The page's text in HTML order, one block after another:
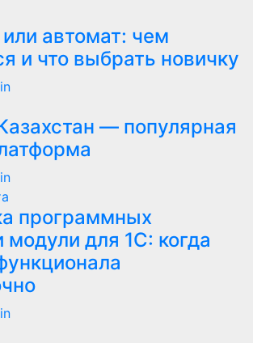
автомат: чем
и что выбрать новичку
— популярная
программных
для 1С: когда